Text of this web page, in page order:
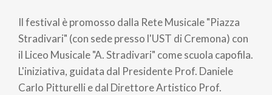
Il festival è promosso dalla Rete Musicale "Piazza
Stradivari" (con sede presso l'UST di Cremona) con
il Liceo Musicale "A. Stradivari" come scuola capofila.
L'iniziativa, guidata dal Presidente Prof. Daniele
Carlo Pitturelli e dal Direttore Artistico Prof.